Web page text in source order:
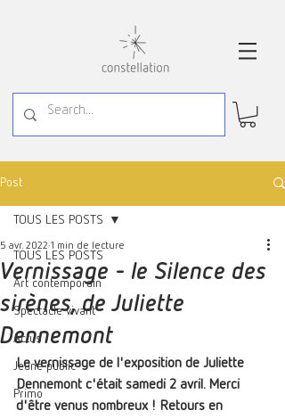
Post
TOUS LES POSTS
Art contemporain
Spectacle vivant
Actus
Jeune public
Primo
TOUS LES POSTS
Vernissage - le Silence des
sirènes, de Juliette
Dennemont
5 avr. 2022 1 min de lecture
Le vernissage de l'exposition de Juliette
Dennemont c'était samedi 2 avril. Merci
d'être venus nombreux ! Retours en